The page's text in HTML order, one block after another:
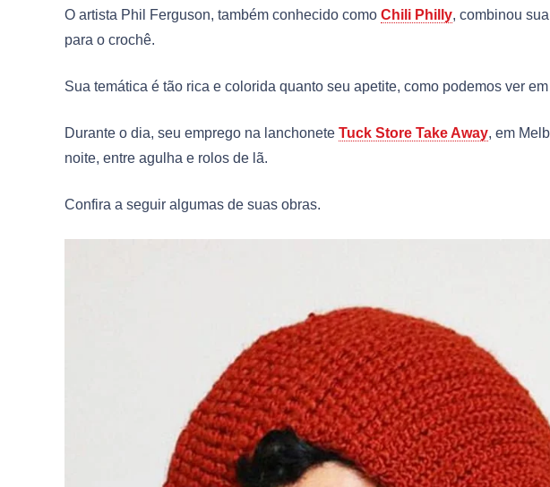
O artista Phil Ferguson, também conhecido como Chili Philly, combinou
para o crochê.
Sua temática é tão rica e colorida quanto seu apetite, como podemos ver em
Durante o dia, seu emprego na lanchonete Tuck Store Take Away, em
noite, entre agulha e rolos de lã.
Confira a seguir algumas de suas obras.